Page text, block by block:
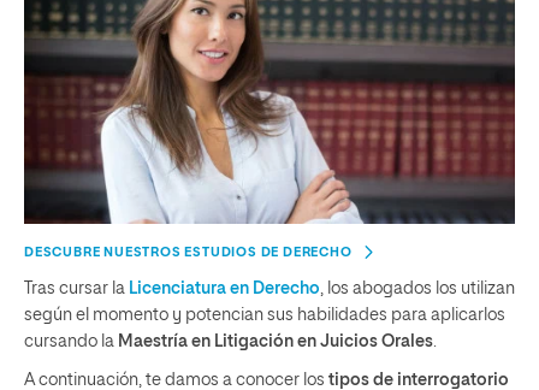
DESCUBRE NUESTROS ESTUDIOS DE DERECHO
Tras cursar la Licenciatura en Derecho , los abogados los utilizan
según el momento y potencian sus habilidades para aplicarlos
cursando la Maestría en Litigación en Juicios Orales
A continuación, te damos a conocer los tipos de interrogatorio